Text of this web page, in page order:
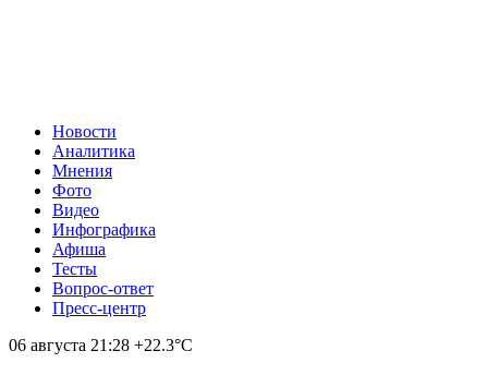
Новости
Аналитика
Мнения
Фото
Видео
Инфографика
Афиша
Тесты
Вопрос-ответ
Пресс-центр
06 августа 21:28 +22.3°С